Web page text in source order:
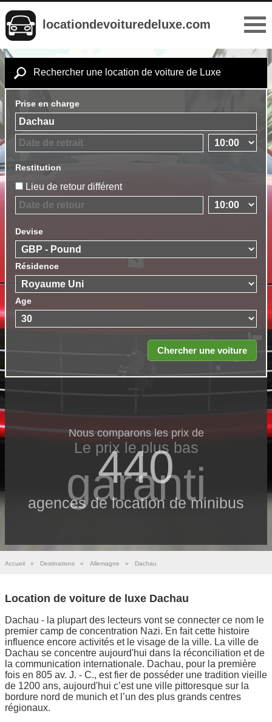
locationdevoituredeluxe.com
Rechercher une location de voiture de Luxe
Prise en charge
Restitution
Lieu de retour différent
Devise
Résidence
Age
Nous comparons les prix de
440
agences de location de minibus
Le prix le​ plus bas
garanti
Accueil » Destinations » Allemagne » Dachau
Location de voiture de luxe Dachau
Dachau - la plupart des lecteurs vont se connecter ce nom le
premier camp de concentration Nazi. En fait cette histoire
influence encore activités et le visage de la ville. La ville de
Dachau se concentre aujourd'hui dans la réconciliation et de
la communication internationale. Dachau, pour la première
fois en 805 av. J. - C., est fier de posséder une tradition vieille
de 1200 ans, aujourd'hui c’est une ville pittoresque sur la
bordure nord de munich et l’un des plus grands centres
régionaux.